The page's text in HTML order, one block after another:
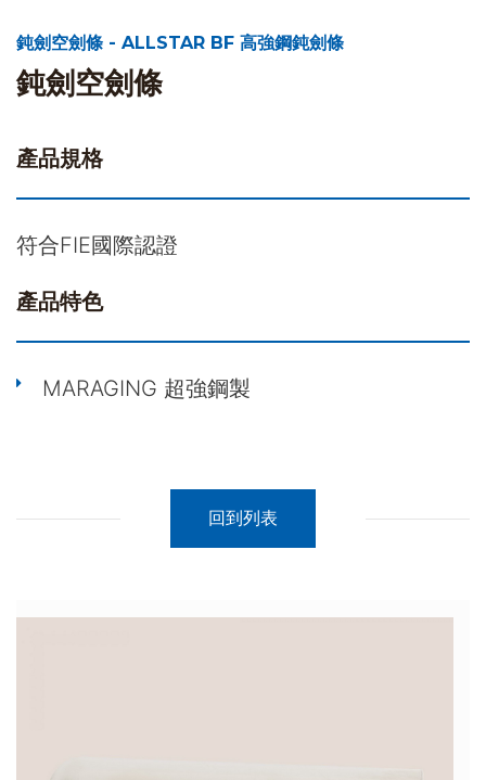
鈍劍空劍條 - ALLSTAR BF 高強鋼鈍劍條
鈍劍空劍條
產品規格
符合FIE國際認證
產品特色
MARAGING 超強鋼製
回到列表